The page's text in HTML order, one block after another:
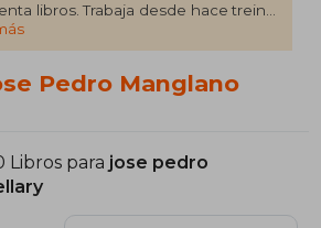
libros. Trabaja desde hace treinta
con jóvenes en la universidad, lo que
a su doctorado en
para comprender y saber
cuáles son los retos y
que acompañan a toda
a esta temática, con la esperanza
a esclarecer los misterios del
Pedro Manglano
Libros para jose pedro